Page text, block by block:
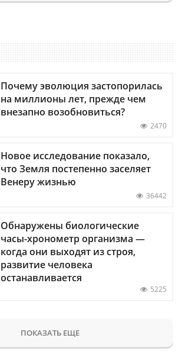
Почему эволюция застопорилась
на миллионы лет, прежде чем
внезапно возобновиться?
2470
Новое исследование показало,
что Земля постепенно заселяет
Венеру жизнью
36442
Обнаружены биологические
часы-хронометр организма —
когда они выходят из строя,
развитие человека
останавливается
5225
ПОКАЗАТЬ ЕЩЕ